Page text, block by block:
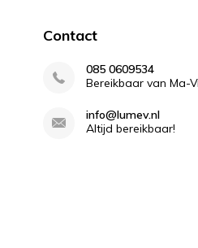
Contact
085 0609534
Bereikbaar van Ma-
info@lumev.nl
Altijd bereikbaar!